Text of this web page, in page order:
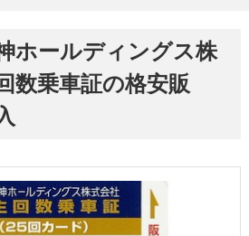
ホールディングス株
数乗車証の格安販